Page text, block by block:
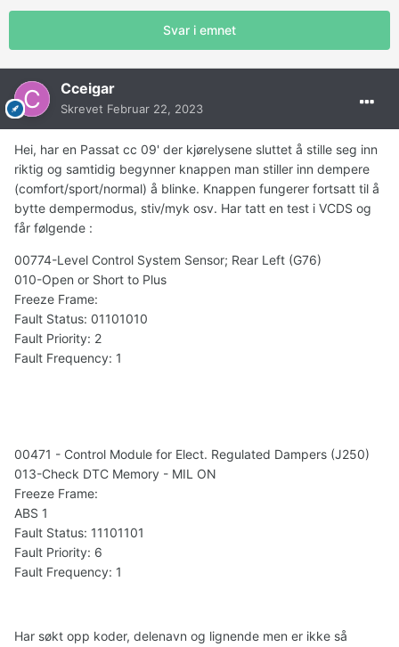
Svar i emnet
Cceigar
Skrevet Februar 22, 2023
Hei, har en Passat cc 09' der kjørelysene sluttet å stille seg inn
riktig og samtidig begynner knappen man stiller inn dempere
(comfort/sport/normal) å blinke. Knappen fungerer fortsatt til å
bytte dempermodus, stiv/myk osv. Har tatt en test i VCDS og
får følgende :
00774-Level Control System Sensor; Rear Left (G76)
010-Open or Short to Plus
Freeze Frame:
Fault Status: 01101010
Fault Priority: 2
Fault Frequency: 1
00471 - Control Module for Elect. Regulated Dampers (J250)
013-Check DTC Memory - MIL ON
Freeze Frame:
ABS 1
Fault Status: 11101101
Fault Priority: 6
Fault Frequency: 1
Har søkt opp koder, delenavn og lignende men er ikke så